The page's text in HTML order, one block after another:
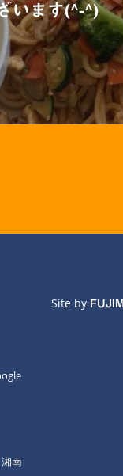
います(^-^)
南
Site by